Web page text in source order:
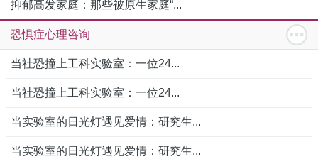
抑郁高发家庭：那些被原生家庭“...
恐惧症心理咨询
当社恐撞上工科实验室：一位24...
当社恐撞上工科实验室：一位24...
当实验室的日光灯遇见爱情：研究生...
当实验室的日光灯遇见爱情：研究生...